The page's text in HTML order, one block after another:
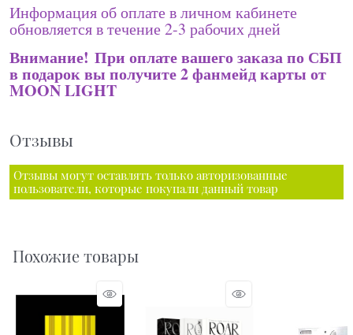
Информация об оплате в личном кабинете
обновляется в течение 2-3 рабочих дней
Внимание! При оплате вашего заказа по СБП
в подарок вы получите 2 фанмейд карты от
MOON LIGHT
Отзывы
Отзывы могут оставлять только авторизованные
пользователи, которые покупали данный товар
Похожие товары